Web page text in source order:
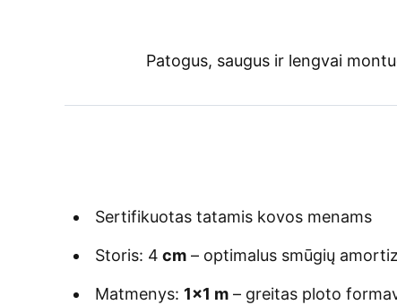
Patogus, saugus ir lengvai
Sertifikuotas tatamis kovos menams
Storis: 4 cm – optimalus smūgių
Matmenys: 1×1 m – greitas ploto